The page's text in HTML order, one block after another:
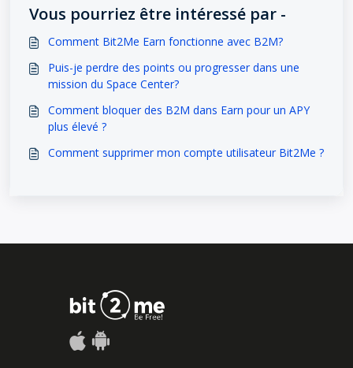
Vous pourriez être intéressé par -
Comment Bit2Me Earn fonctionne avec B2M?
Puis-je perdre des points ou progresser dans une
mission du Space Center?
Comment bloquer des B2M dans Earn pour un APY
plus élevé ?
Comment supprimer mon compte utilisateur Bit2Me ?